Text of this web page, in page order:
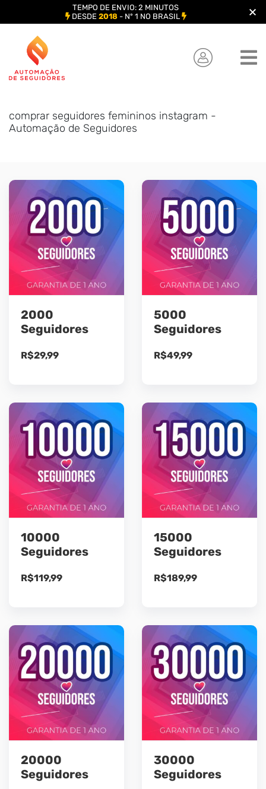
content
comprar seguidores femininos instagram -
Automação de Seguidores
2000
Seguidores
R$29,99
5000
Seguidores
R$49,99
10000
Seguidores
R$119,99
15000
Seguidores
R$189,99
20000
Seguidores
30000
Seguidores
TEMPO DE ENVIO: 2 MINUTOS
DESDE 2018- Nº 1 NO BRASIL